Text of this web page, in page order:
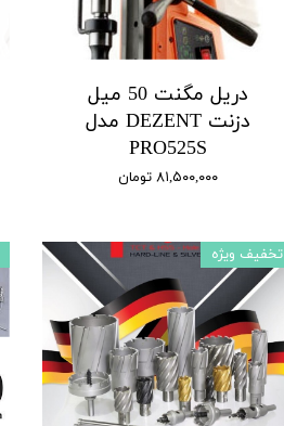
دریل مگنت 50 میل
دزنت DEZENT مدل
PRO525S
۸۱,۵۰۰,۰۰۰ تومان
تخفیف ویژه